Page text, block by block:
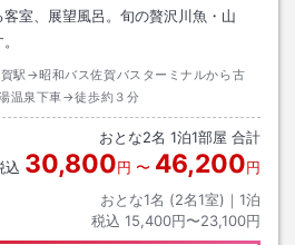
室、展望風呂。旬の贅沢川魚・山
賀駅→昭和バス佐賀バスターミナルから古
温泉下車→徒歩約３分
おとな2名 1泊1部屋 合計
込 30,800円 〜 46,200円
おとな1名 (2名1室)｜ 1泊
税込 15,400円〜23,100円